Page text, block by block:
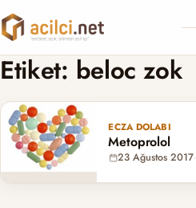
Etiket: beloc zok
ECZA DOLABI
Metoprolol
23 Ağustos 2017·